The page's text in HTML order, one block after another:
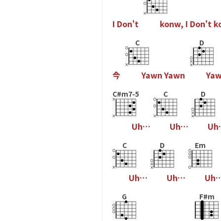
I Don't konw, I Don't k
今
C
Yawn Yawn
D
Ya
C#m7-5
Uh…
C
Uh…
D
Uh
C
Uh…
D
Uh…
Em
Uh
G F#m